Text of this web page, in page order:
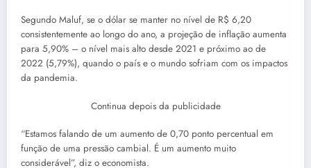
Segundo Maluf, se o dólar se manter no nível de R$ 6,20
consistentemente ao longo do ano, a projeção de inflação aumenta
para 5,90% – o nível mais alto desde 2021 e próximo ao de
2022 (5,79%), quando o país e o mundo sofriam com os impactos
da pandemia.
Continua depois da publicidade
“Estamos falando de um aumento de 0,70 ponto percentual em
função de uma pressão cambial. É um aumento muito
considerável”, diz o economista.